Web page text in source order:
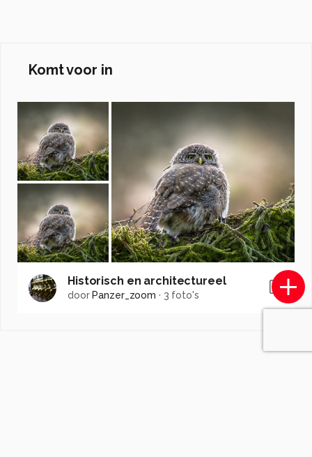
Komt voor in
Historisch en architectureel
door Panzer_zoom · 3 foto's